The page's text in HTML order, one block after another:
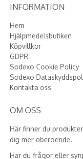
INFORMATION
Hem
Hjälpmedelsbutiken
Köpvillkor
GDPR
Sodexo Cookie Policy
Sodexo
Kontakta oss
OM OSS
Här finner du
dig mer oberoende.
Har du frågor eller